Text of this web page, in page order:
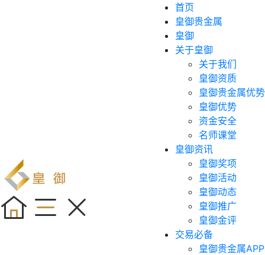
首页
皇御贵金属
皇御
关于皇御
关于我们
皇御资质
皇御贵金属优势
皇御优势
资金安全
名师课堂
皇御资讯
皇御奖项
皇御活动
皇御动态
皇御推广
皇御金评
交易必备
皇御贵金属APP